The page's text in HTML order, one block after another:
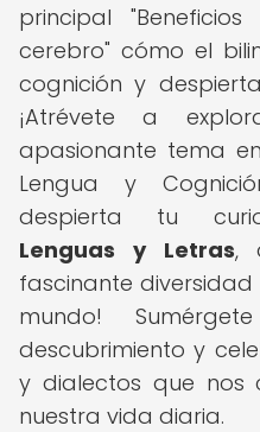
principal
cerebro" cómo el
cognición y
¡Atrévete a
apasionante tema
Lengua y
despierta tu
Lenguas y Letras,
fascinante
mundo!
descubrimiento y
y dialectos que nos
nuestra vida diaria.